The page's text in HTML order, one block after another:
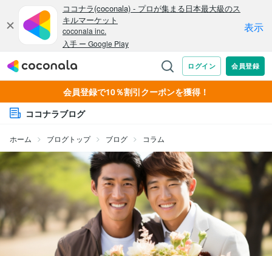
会員登録で10％割引クーポンを獲得！
ココナラブログ
ホーム ブログトップ ブログ コラム